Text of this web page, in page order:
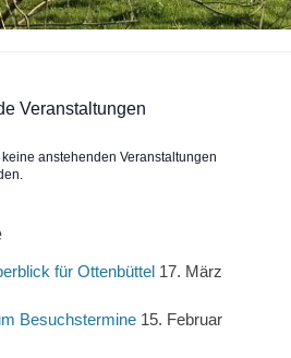
Veranstaltungen
keine anstehenden Veranstaltungen
für Ottenbüttel 17. März
Besuchstermine 15. Februar